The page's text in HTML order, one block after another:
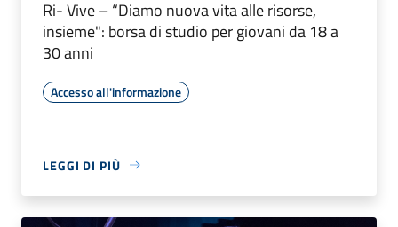
Ri- Vive – “Diamo nuova vita alle risorse,
insieme": borsa di studio per giovani da 18 a
30 anni
Accesso all'informazione
LEGGI DI PIÙ